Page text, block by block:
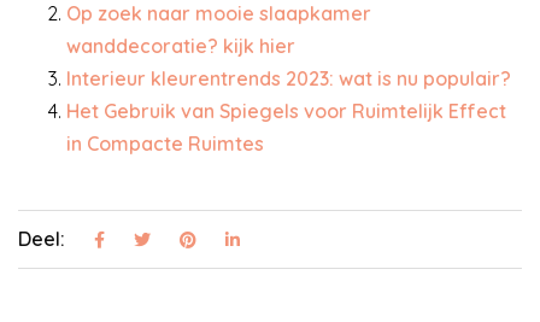
Op zoek naar mooie slaapkamer
wanddecoratie? kijk hier
Interieur kleurentrends 2023: wat is nu populair?
Het Gebruik van Spiegels voor Ruimtelijk Effect
in Compacte Ruimtes
Deel: